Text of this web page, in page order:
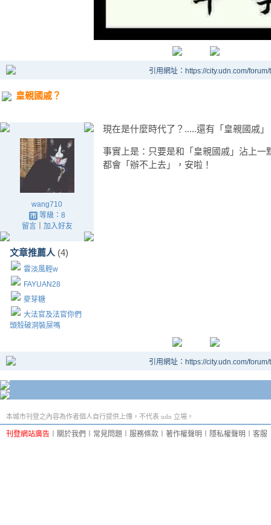
引用網址：https://city.udn.com/
皇親國戚？
wang710
等級：8
留言｜ 加入好友
文章推薦人 (4)
雲淡風輕w
FAYUAN28
麥芽糖
大法官及法官你們
頭殼破洞裝屎嗎
現在是什麼時代了？.....還有「皇親國戚
事實上是：只要是和「皇親國戚」沾上
都會「辦不上去」，安啦！
引用網址：https://city.udn.com/
本城市刊登之內容為作者個人自行提供上傳，不代表 udn 立場。
刊登網站廣告 關於我們 常見問題 服務條款 著作權聲明 隱私權聲明 客服